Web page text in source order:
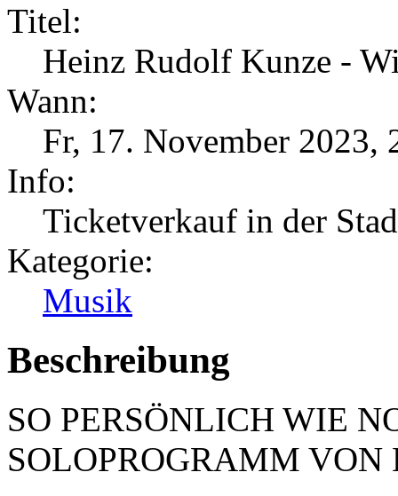
Titel:
Heinz Rudolf Kunze -
Wann:
Fr, 17. November 2023,
Info:
Ticketverkauf in der
Kategorie:
Musik
Beschreibung
SO PERSÖNLICH WIE
SOLOPROGRAMM